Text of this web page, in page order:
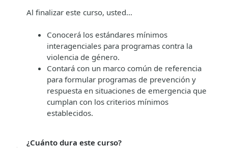
Al finalizar este curso, usted…
Conocerá los estándares mínimos
interagenciales para programas contra la
violencia de género.
Contará con un marco común de referencia
para formular programas de prevención y
respuesta en situaciones de emergencia que
cumplan con los criterios mínimos
establecidos.
¿Cuánto dura este curso?